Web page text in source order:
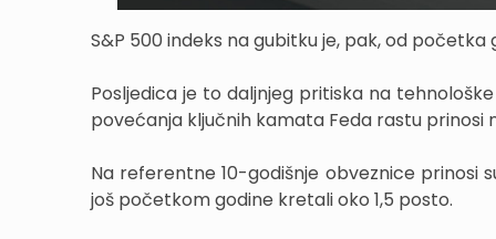
S&P 500 indeks na gubitku je, pak, od početka
Posljedica je to daljnjeg pritiska na
povećanja ključnih kamata Feda rastu prinosi
Na referentne 10-godišnje obveznice prinosi
još početkom godine kretali oko 1,5 posto.